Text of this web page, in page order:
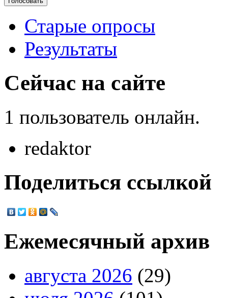
Старые опросы
Результаты
Сейчас на сайте
1 пользователь онлайн.
redaktor
Поделиться ссылкой
Ежемесячный архив
августа 2026 (29)